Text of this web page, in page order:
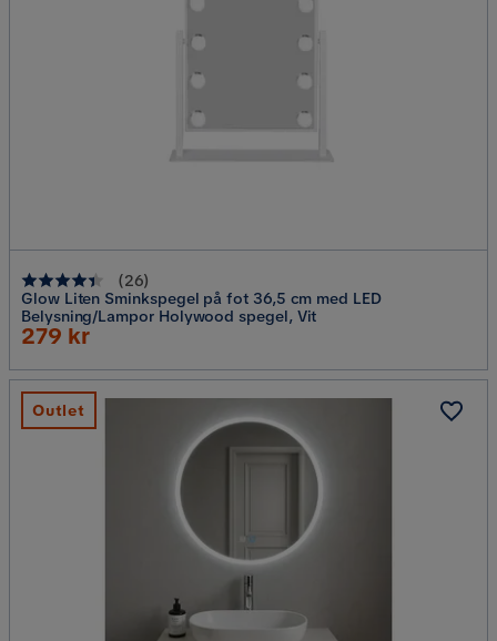
(26)
Glow Liten Sminkspegel på fot 36,5 cm med LED
Belysning/Lampor Holywood spegel, Vit
Rabatterat
279 kr
Outlet